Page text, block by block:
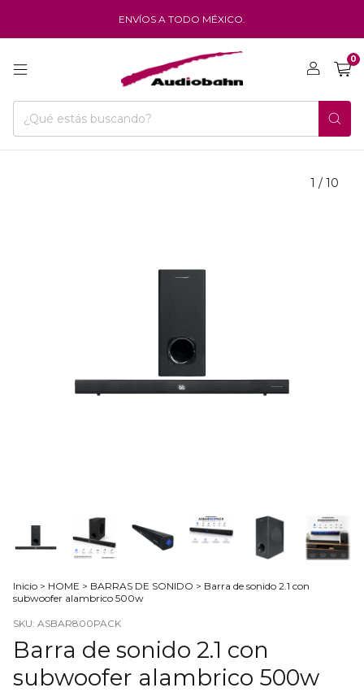
ENVÍOS A TODO MÉXICO.
0
1 / 10
Inicio > HOME > BARRAS DE SONIDO > Barra de sonido 2.1 con
subwoofer alambrico 500w
SKU: ASBAR800PACK
Barra de sonido 2.1 con
subwoofer alambrico 500w